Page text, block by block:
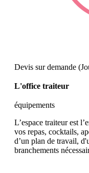
Devis sur demande
L'office traiteur
équipements
L’espace traiteur est
vos repas, cocktails,
d’un plan de travail,
branchements